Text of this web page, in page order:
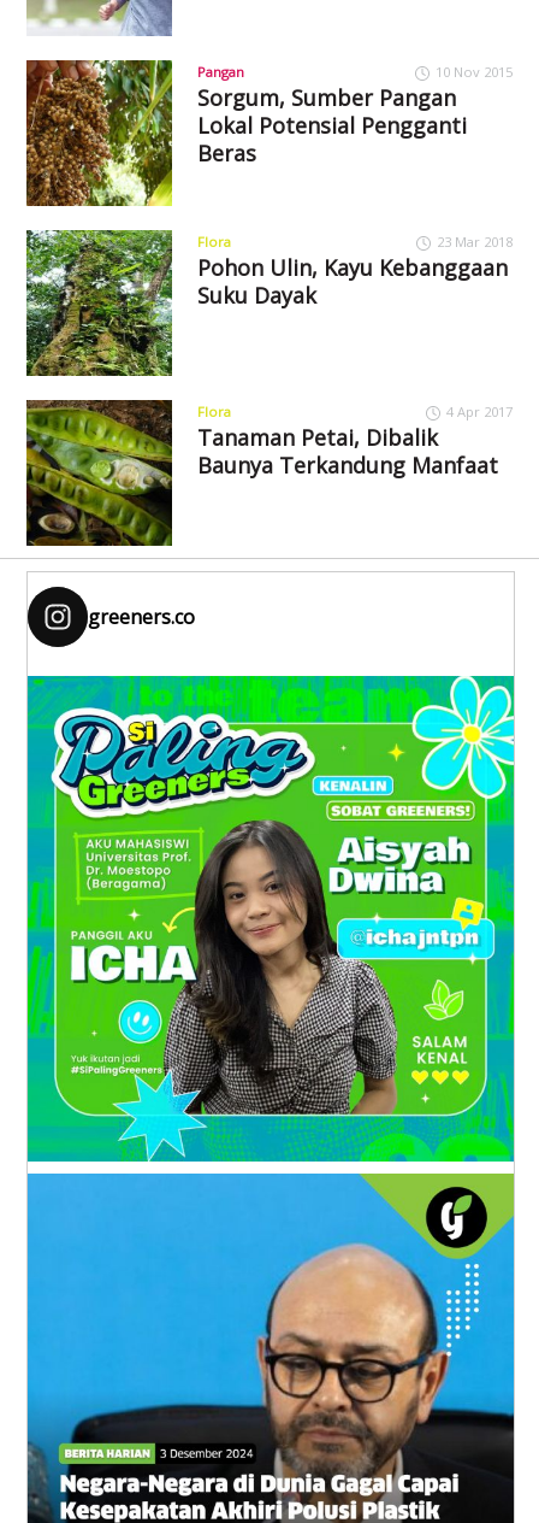
Pangan 10 Nov 2015
Sorgum, Sumber Pangan
Lokal Potensial Pengganti
Beras
Flora 23 Mar 2018
Pohon Ulin, Kayu Kebanggaan
Suku Dayak
Flora 4 Apr 2017
Tanaman Petai, Dibalik
Baunya Terkandung Manfaat
greeners.co